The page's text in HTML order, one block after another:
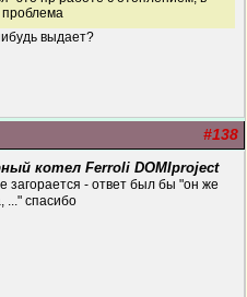
выдает?
#138
котел Ferroli DOMIproject
загорается - ответ был бы "он же
..." спасибо